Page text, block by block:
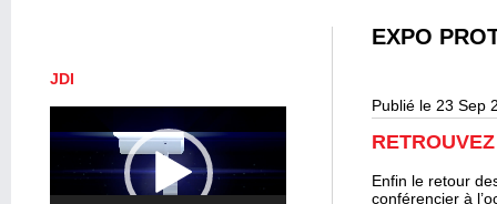
JDI
vidéo
EXPO
Publié le 23 Sep
Enfin le retour
conférencier à